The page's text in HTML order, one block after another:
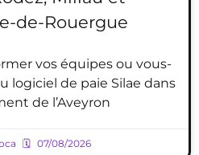
de-Rouergue
vos équipes ou vous-
logiciel de paie Silae dans
de l’Aveyron
07/08/2026